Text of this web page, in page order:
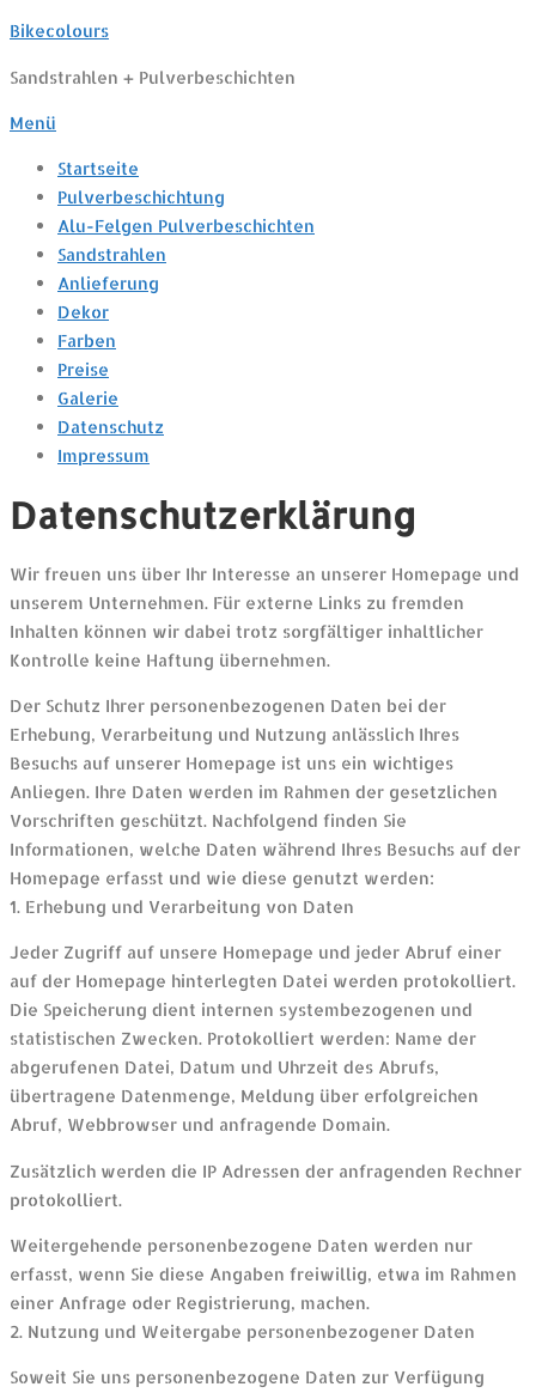
Zum
springen
Bikecolours
Sandstrahlen + Pulverbeschichten
Menü
Startseite
Pulverbeschichtung
Alu-Felgen Pulverbeschichten
Sandstrahlen
Anlieferung
Dekor
Farben
Preise
Galerie
Datenschutz
Impressum
Datenschutzerklärung
Wir freuen uns über Ihr Interesse an unserer Homepage und
unserem Unternehmen. Für externe Links zu fremden
Inhalten können wir dabei trotz sorgfältiger inhaltlicher
Kontrolle keine Haftung übernehmen.
Der Schutz Ihrer personenbezogenen Daten bei der
Erhebung, Verarbeitung und Nutzung anlässlich Ihres
Besuchs auf unserer Homepage ist uns ein wichtiges
Anliegen. Ihre Daten werden im Rahmen der gesetzlichen
Vorschriften geschützt. Nachfolgend finden Sie
Informationen, welche Daten während Ihres Besuchs auf der
Homepage erfasst und wie diese genutzt werden:
1. Erhebung und Verarbeitung von Daten
Jeder Zugriff auf unsere Homepage und jeder Abruf einer
auf der Homepage hinterlegten Datei werden protokolliert.
Die Speicherung dient internen systembezogenen und
statistischen Zwecken. Protokolliert werden: Name der
abgerufenen Datei, Datum und Uhrzeit des Abrufs,
übertragene Datenmenge, Meldung über erfolgreichen
Abruf, Webbrowser und anfragende Domain.
Zusätzlich werden die IP Adressen der anfragenden Rechner
protokolliert.
Weitergehende personenbezogene Daten werden nur
erfasst, wenn Sie diese Angaben freiwillig, etwa im Rahmen
einer Anfrage oder Registrierung, machen.
2. Nutzung und Weitergabe personenbezogener Daten
Soweit Sie uns personenbezogene Daten zur Verfügung